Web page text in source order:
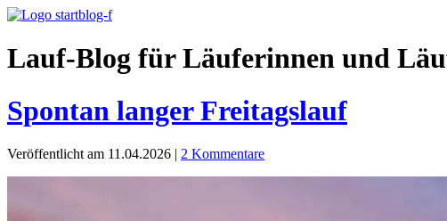
Lauf-Blog für Läuferinnen und
Spontan langer Freitagslauf
Veröffentlicht am 11.04.2026 | 2 Kommentare